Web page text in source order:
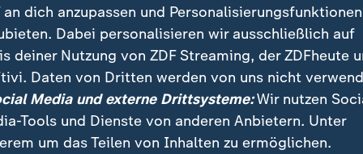
tödliche Polizeischüsse
war ein mit Messern bewaffneter mutmaßliche
Polizeischüsse ums Leben gekommen. Laut
Jahre alte Deutsche erheblich psychisch auffällig
an dich anzupassen und Personalisierungsfunktionen
Dabei personalisieren wir ausschließlich auf
deiner Nutzung von ZDF Streaming, der ZDFheute
Daten von Dritten werden von uns nicht
Media und externe Drittsysteme:Wir nutzen
Tools und Dienste von anderen Anbietern. Unter
um das Teilen von Inhalten zu ermöglichen.